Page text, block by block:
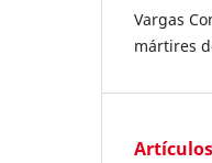
Vargas
mártires